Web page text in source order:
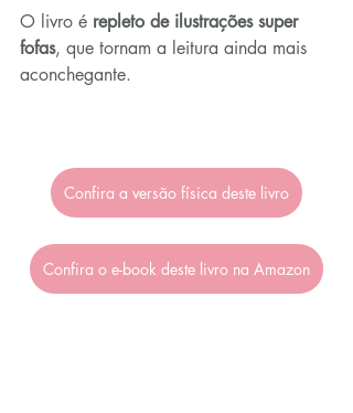
O livro é repleto de ilustrações super
fofas, que tornam a leitura ainda mais
aconchegante.
Confira a versão física deste livro
Confira o e-book deste livro na Amazon